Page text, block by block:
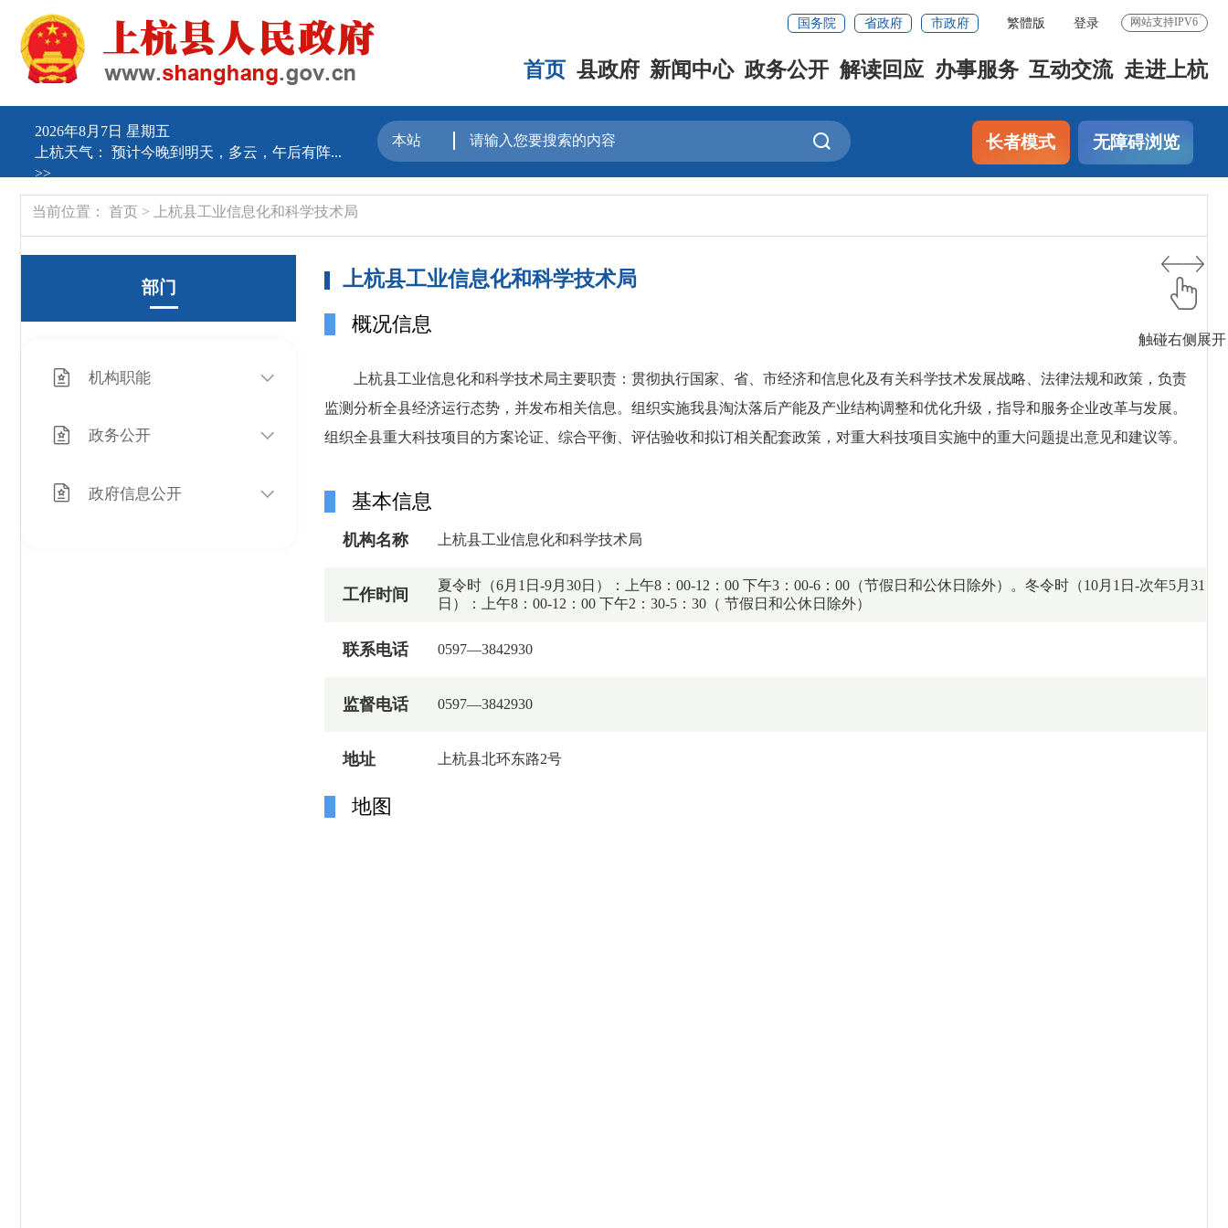
国务院 省政府 市政府 繁體版 登录 网站支持IPV6
首页 县政府 新闻中心 政务公开 解读回应 办事服务 互动交流 走进上杭
2026年8月7日 星期五
上杭天气： 预计今晚到明天，多云，午后有阵...
>>
长者模式 无障碍浏览
当前位置： 首页> 上杭县工业信息化和科学技术局
部门
机构职能
政务公开
政府信息公开
上杭县工业信息化和科学技术局
概况信息
上杭县工业信息化和科学技术局主要职责：贯彻执行国家、省、市经济和信息化及有关科学技术发展战略、法律法规和政策，负责
监测分析全县经济运行态势，并发布相关信息。组织实施我县淘汰落后产能及产业结构调整和优化升级，指导和服务企业改革与发展。
组织全县重大科技项目的方案论证、综合平衡、评估验收和拟订相关配套政策，对重大科技项目实施中的重大问题提出意见和建议等。
基本信息
机构名称 上杭县工业信息化和科学技术局
工作时间
夏令时（6月1日-9月30日）：上午8：00-12：00 下午3：00-6：00（节假日和公休日除外）。冬令时（10月1日-次年5月31
日）：上午8：00-12：00 下午2：30-5：30（ 节假日和公休日除外）
联系电话 0597—3842930
监督电话 0597—3842930
地址 上杭县北环东路2号
地图
触碰右侧展开